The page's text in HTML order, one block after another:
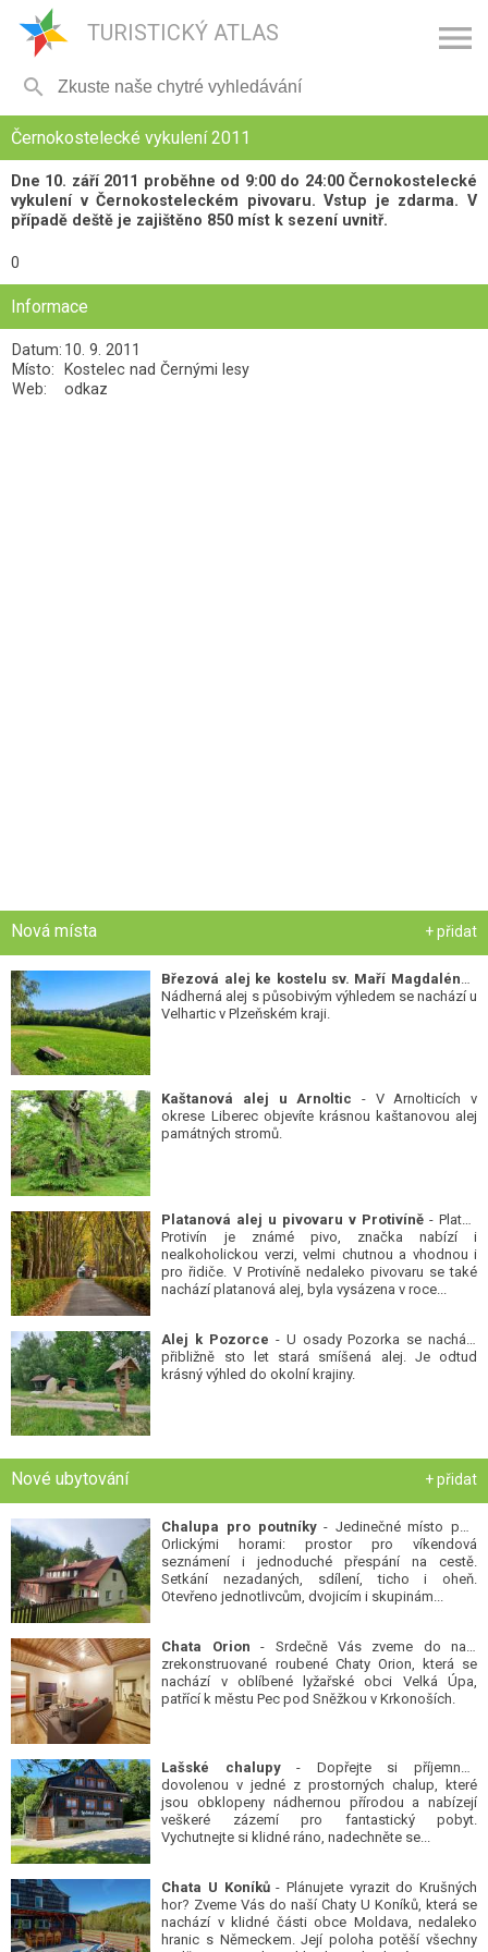
TURISTICKÝ ATLAS 

Černokostelecké vykulení 2011
Dne 10. září 2011 proběhne od 9:00 do 24:00 Černokostelecké
vykulení v Černokosteleckém pivovaru. Vstup je zdarma. V
případě deště je zajištěno 850 míst k sezení uvnitř.
0
Informace
Datum: 10. 9. 2011
Místo:
Kostelec nad Černými lesy
Web:
odkaz
Nová místa + přidat
Březová alej ke kostelu sv. Maří Magdalény-
Nádherná alej s působivým výhledem se nachází u
Velhartic v Plzeňském kraji.
Kaštanová alej u Arnoltic - V Arnolticích v
okrese Liberec objevíte krásnou kaštanovou alej
památných stromů.
Platanová alej u pivovaru v Protivíně - Platan
Protivín je známé pivo, značka nabízí i
nealkoholickou verzi, velmi chutnou a vhodnou i
pro řidiče. V Protivíně nedaleko pivovaru se také
nachází platanová alej, byla vysázena v roce...
Alej k Pozorce - U osady Pozorka se nachází
přibližně sto let stará smíšená alej. Je odtud
krásný výhled do okolní krajiny.
Nové ubytování + přidat
Chalupa pro poutníky- Jedinečné místo pod
Orlickými horami: prostor pro víkendová
seznámení i jednoduché přespání na cestě.
Setkání nezadaných, sdílení, ticho i oheň.
Otevřeno jednotlivcům, dvojicím i skupinám...
Chata Orion - Srdečně Vás zveme do naší
zrekonstruované roubené Chaty Orion, která se
nachází v oblíbené lyžařské obci Velká Úpa,
patřící k městu Pec pod Sněžkou v Krkonoších.
Lašské chalupy- Dopřejte si příjemnou
dovolenou v jedné z prostorných chalup, které
jsou obklopeny nádhernou přírodou a nabízejí
veškeré zázemí pro fantastický pobyt.
Vychutnejte si klidné ráno, nadechněte se...
Chata U Koníků- Plánujete vyrazit do Krušných
hor? Zveme Vás do naší Chaty U Koníků, která se
nachází v klidné části obce Moldava, nedaleko
hranic s Německem. Její poloha potěší všechny